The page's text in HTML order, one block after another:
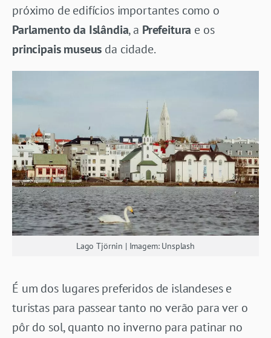
próximo de edifícios importantes como o
Parlamento da Islândia, a Prefeitura e os
principais museus da cidade.
Lago Tjörnin | Imagem: Unsplash
É um dos lugares preferidos de islandeses e
turistas para passear tanto no verão para ver o
pôr do sol, quanto no inverno para patinar no